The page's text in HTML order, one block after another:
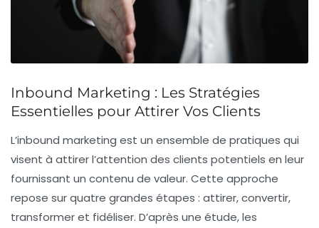
Inbound Marketing : Les Stratégies
Essentielles pour Attirer Vos Clients
L’inbound marketing est un ensemble de pratiques qui
visent à attirer l’attention des clients potentiels en leur
fournissant un contenu de valeur. Cette approche
repose sur quatre grandes étapes : attirer,convertir,
transformeret fidéliser. D’après une étude, les